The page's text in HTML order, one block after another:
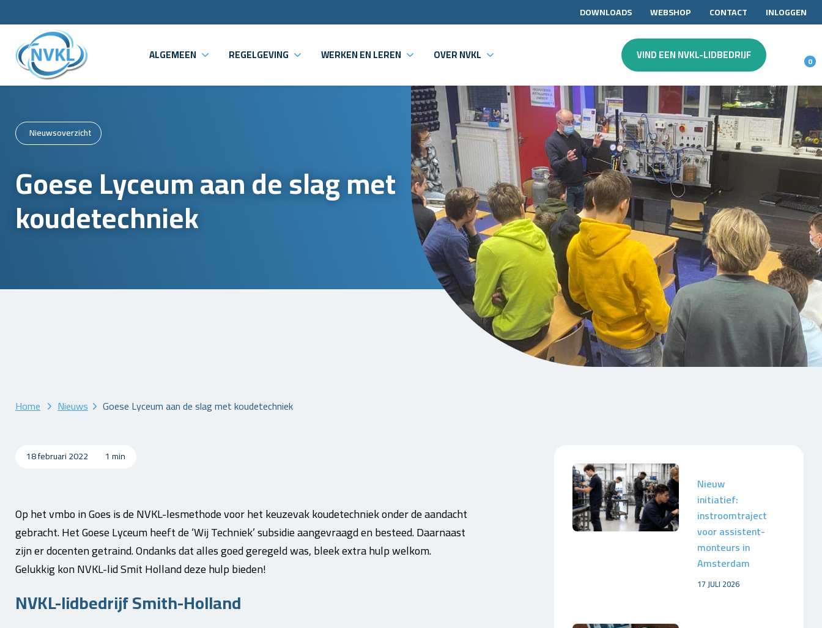
DOWNLOADS WEBSHOP CONTACT INLOGGEN
ALGEMEEN REGELGEVING WERKEN EN LEREN OVER NVKL VIND EEN NVKL-LIDBEDRIJF 0
Nieuwsoverzicht
Goese Lyceum aan de slag met
koudetechniek
Home Nieuws Goese Lyceum aan de slag met koudetechniek
18 februari 2022 1 min
Op het vmbo in Goes is de NVKL-lesmethode voor het keuzevak koudetechniek onder de aandacht
gebracht. Het Goese Lyceum heeft de ‘Wij Techniek’ subsidie aangevraagd en besteed. Daarnaast
zijn er docenten getraind. Ondanks dat alles goed geregeld was, bleek extra hulp welkom.
Gelukkig kon NVKL-lid Smit Holland deze hulp bieden!
NVKL-lidbedrijf Smith-Holland
Nieuw
initiatief:
instroomtraject
voor assistent-
monteurs in
Amsterdam
17 JULI 2026